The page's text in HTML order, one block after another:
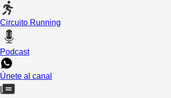
Circuito Running
Podcast
Únete al canal